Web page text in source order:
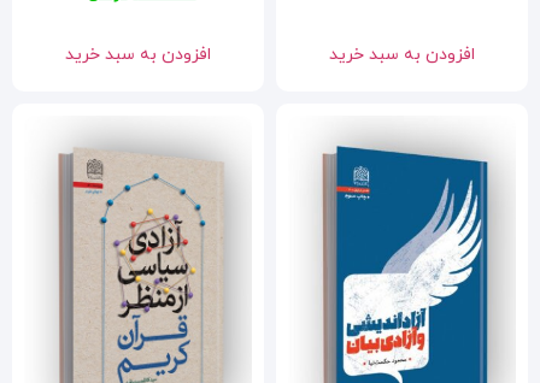
افزودن به سبد خرید